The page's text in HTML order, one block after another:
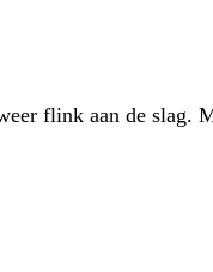
flink aan de